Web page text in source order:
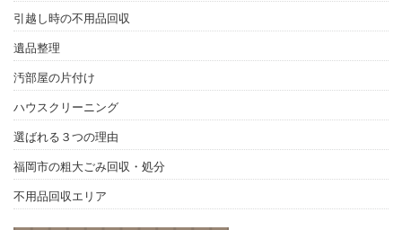
引越し時の不用品回収
遺品整理
汚部屋の片付け
ハウスクリーニング
選ばれる３つの理由
福岡市の粗大ごみ回収・処分
不用品回収エリア